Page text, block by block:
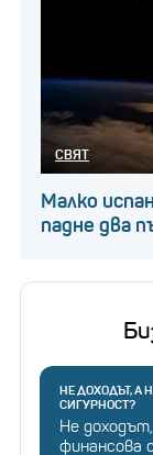
СВЯТ
Малко
падне два
НЕ ДОХОДЪТ, А
СИГУРНОСТ?
Не
финансова